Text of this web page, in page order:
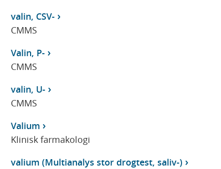
valin, CSV-
CMMS
Valin, P-
CMMS
valin, U-
CMMS
Valium
Klinisk farmakologi
valium (Multianalys stor drogtest, saliv-)